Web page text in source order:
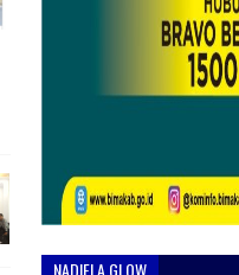
NADIELA GLOW